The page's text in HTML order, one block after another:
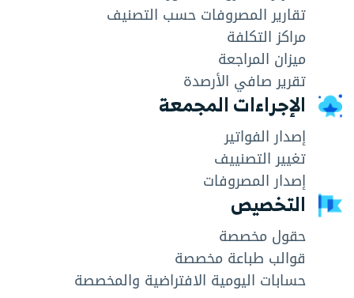
تقارير المصروفات حسب التصنيف
مراكز التكلفة
ميزان المراجعة
تقرير صافي الأرصدة
الإجراءات المجمعة
إصدار الفواتير
تغيير التصنييف
إصدار المصروفات
التخصيص
حقول مخصصة
قوالب طباعة مخصصة
حسابات اليومية الافتراضية والمخصصة